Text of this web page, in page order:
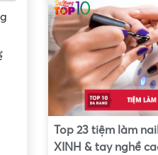
Top 23 tiệm làm
XINH & tay nghề